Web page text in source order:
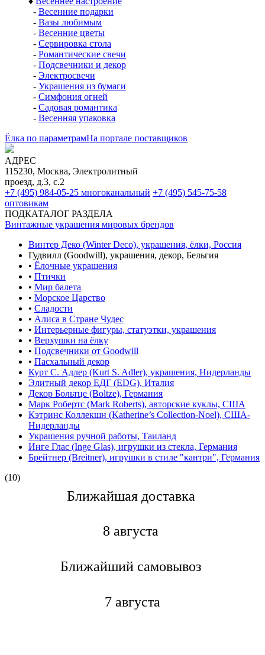
- Весенние подарки
- Вазы любимым
- Весенние цветы
- Сервировка стола
- Романтические свечи
- Подсвечники и декор
- Электросвечи
- Украшения из бумаги
- Симфония огней
- Садовая романтика
- Весенняя упаковка
Ёлка по параметрамНа портале поставщиков
АДРЕС
115230, Москва, Электролитный
проезд, д.3, с.2
+7 (495) 984-05-25 многоканальный +7 (495) 545-75-58
оптовикам
ПОДКАТАЛОГ РАЗДЕЛА
Винтажные украшения мировых брендов
Винтер Деко (Winter Deco), украшения, ёлки, Россия
Гудвилл (Goodwill), украшения, декор, Бельгия
• Ёлочные украшения
• Птички
• Мир балета
• Морское Царство
• Сладости
• Алиса в Стране Чудес
• Интерьерные фигуры, статуэтки, украшения
• Верхушки на ёлку
• Подсвечники от Goodwill
• Пасхальный декор
Курт С. Адлер (Kurt S. Adler), украшения, Нидерланды
Элитный декор ЕДГ (EDG), Италия
Декор Больтце (Boltze), Германия
Марк Робертс (Mark Roberts), авторские куклы, США
Кэтринс Коллекшн (Katherine’s Collection-Noel), США-
Нидерланды
Украшения ручной работы, Таиланд
Инге Глас (Inge Glas), игрушки из стекла, Германия
Брейтнер (Breitner), игрушки в стиле "кантри", Германия
(10)
Ближайшая доставкa
8 августа
Ближайший самовывоз
7 августа